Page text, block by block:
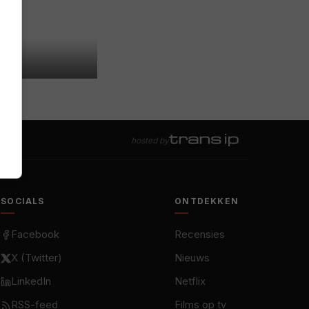
hosted by
SOCIALS
Facebook
X (Twitter)
LinkedIn
RSS-feed
ONTDEKKEN
Recensies
Nieuws
Netflix
Films op tv